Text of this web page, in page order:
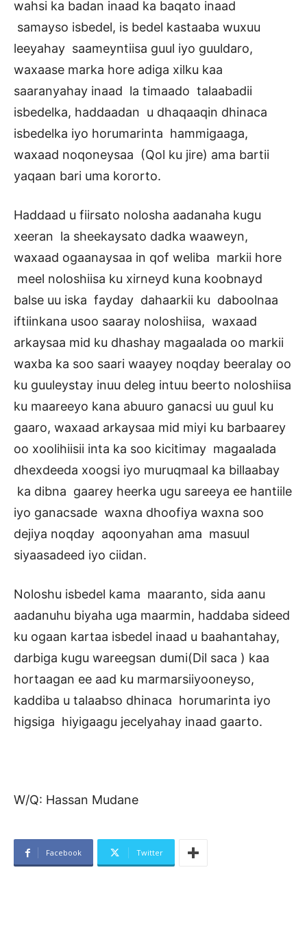
wahsi ka badan inaad ka baqato inaad
samayso isbedel, is bedel kastaaba wuxuu
leeyahay saameyntiisa guul iyo guuldaro,
waxaase marka hore adiga xilku kaa
saaranyahay inaad la timaado talaabadii
isbedelka, haddaadan u dhaqaaqin dhinaca
isbedelka iyo horumarinta hammigaaga,
waxaad noqoneysaa (Qol ku jire) ama bartii
yaqaan bari uma kororto.
Haddaad u fiirsato nolosha aadanaha kugu
xeeran la sheekaysato dadka waaweyn,
waxaad ogaanaysaa in qof weliba markii hore
meel noloshiisa ku xirneyd kuna koobnayd
balse uu iska fayday dahaarkii ku daboolnaa
iftiinkana usoo saaray noloshiisa, waxaad
arkaysaa mid ku dhashay magaalada oo markii
waxba ka soo saari waayey noqday beeralay oo
ku guuleystay inuu deleg intuu beerto noloshiisa
ku maareeyo kana abuuro ganacsi uu guul ku
gaaro, waxaad arkaysaa mid miyi ku barbaarey
oo xoolihiisii inta ka soo kicitimay magaalada
dhexdeeda xoogsi iyo muruqmaal ka billaabay
ka dibna gaarey heerka ugu sareeya ee hantiile
iyo ganacsade waxna dhoofiya waxna soo
dejiya noqday aqoonyahan ama masuul
siyaasadeed iyo ciidan.
Noloshu isbedel kama maaranto, sida aanu
aadanuhu biyaha uga maarmin, haddaba sideed
ku ogaan kartaa isbedel inaad u baahantahay,
darbiga kugu wareegsan dumi(Dil saca ) kaa
hortaagan ee aad ku marmarsiiyooneyso,
kaddiba u talaabso dhinaca horumarinta iyo
higsiga hiyigaagu jecelyahay inaad gaarto.
W/Q: Hassan Mudane
Facebook Twitter